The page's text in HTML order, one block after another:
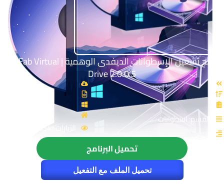
برنامج تشغيل الإسطوانات الديفدى الوهمية | DVDFab Virtual
Drive 2.0.0.5
القسم: اسطوانات
الزيارات : 4534
تحميل البرنامج
تحميل الملف مع التفعيل